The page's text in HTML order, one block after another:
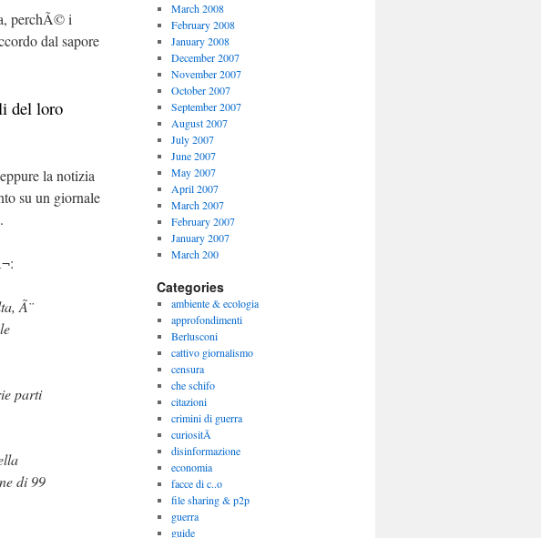
perchÃ© i
dal sapore
del loro
la notizia
su un giornale
Ã¨
parti
di 99
March 2008
February 2008
January 2008
December 2007
November 2007
October 2007
September 2007
August 2007
July 2007
June 2007
May 2007
April 2007
March 2007
February 2007
January 2007
March 200
Categories
ambiente & ecologia
approfondimenti
Berlusconi
cattivo giornalismo
censura
che schifo
citazioni
crimini di guerra
curiositÃ
disinformazione
economia
facce di c..o
file sharing & p2p
guerra
guide